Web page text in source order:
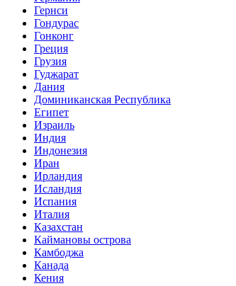
Гернси
Гондурас
Гонконг
Греция
Грузия
Гуджарат
Дания
Доминиканская Республика
Египет
Израиль
Индия
Индонезия
Иран
Ирландия
Исландия
Испания
Италия
Казахстан
Каймановы острова
Камбоджа
Канада
Кения